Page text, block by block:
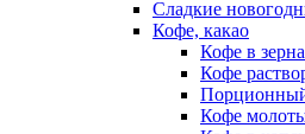
Сладкие
Кофе, какао
Кофе в
Кофе
Кофе